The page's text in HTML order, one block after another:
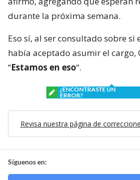
durante la próxima semana.
Eso sí, al ser consultado sobre si
había aceptado asumir el cargo,
“Estamos en eso“.
¿ENCONTRASTE UN
ERROR?
Revisa nuestra página de
Síguenos en: